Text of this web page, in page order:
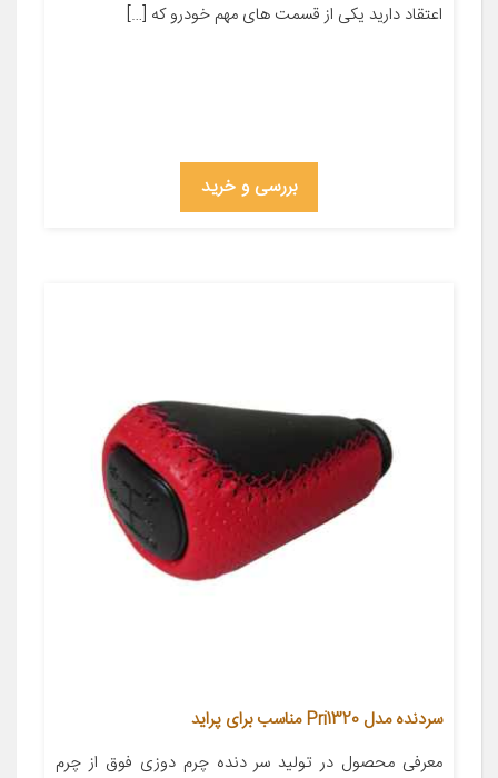
اعتقاد دارید یکی از قسمت های مهم خودرو که […]
بررسی و خرید
سردنده مدل Pri1320 مناسب برای پراید
معرفی محصول در تولید سر دنده چرم دوزی فوق از چرم